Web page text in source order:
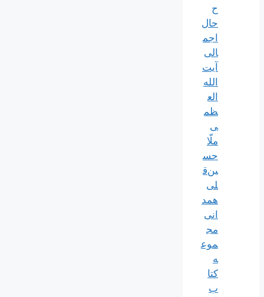
ح
حال
اجم
الی
آیت‌
الله‌
الع
ظم
ی
ملّا
حس
ین‌ق
لی
همد
انی
مج
موع
ه
کتا
ب